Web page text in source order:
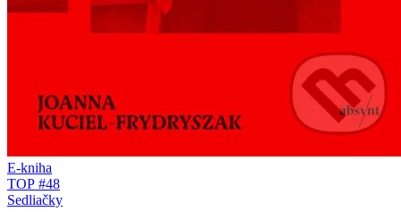
E-kniha
TOP #48
Sedliačky